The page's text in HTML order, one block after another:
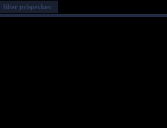
filter príspevkov